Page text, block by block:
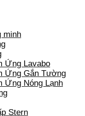
minh
Ứng Lavabo
Ứng Gắn Tường
Ứng Nóng Lạnh
Stern